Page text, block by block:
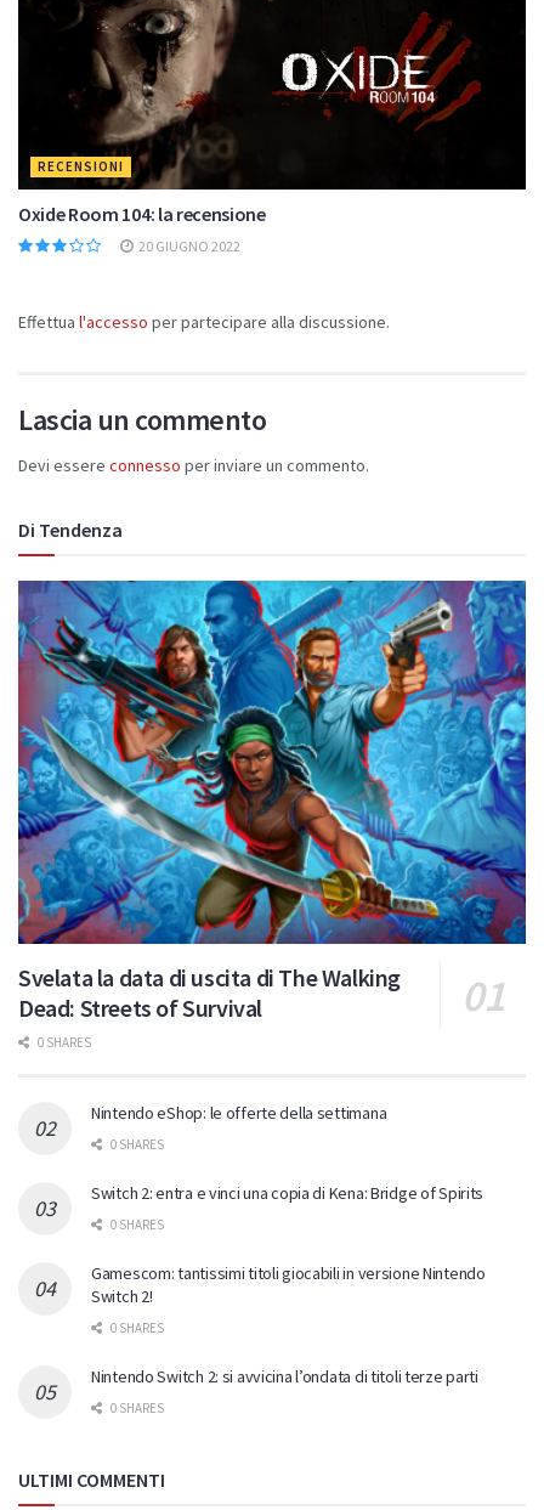
RECENSIONI
Oxide Room 104: la recensione
20 GIUGNO 2022
Effettua l'accesso per partecipare alla discussione.
Lascia un commento
Devi essere connesso per inviare un commento.
Di Tendenza
Svelata la data di uscita di The Walking
Dead: Streets of Survival
0 SHARES
Nintendo eShop: le offerte della settimana
0 SHARES
Switch 2: entra e vinci una copia di Kena: Bridge of Spirits
0 SHARES
Gamescom: tantissimi titoli giocabili in versione Nintendo
Switch 2!
0 SHARES
Nintendo Switch 2: si avvicina l’ondata di titoli terze parti
0 SHARES
ULTIMI COMMENTI